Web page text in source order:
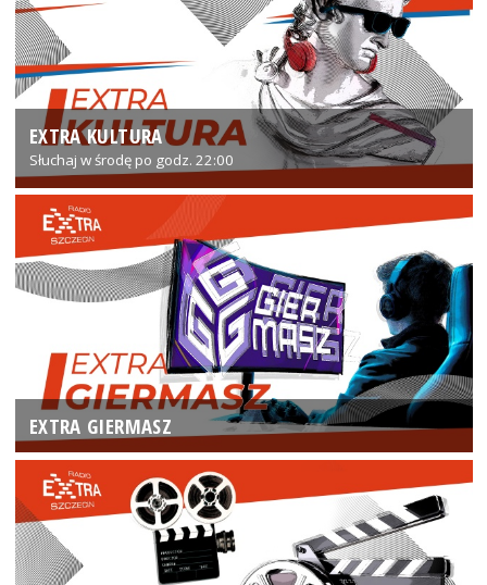
EXTRA KULTURA
Słuchaj w środę po godz. 22:00
EXTRA GIERMASZ